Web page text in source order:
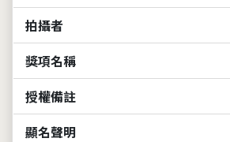
拍攝者
獎項名稱
授權備註
顯名聲明